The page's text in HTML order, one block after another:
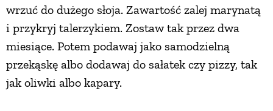
wrzuć do dużego słoja. Zawartość zalej marynatą
i przykryj talerzykiem. Zostaw tak przez dwa
miesiące. Potem podawaj jako samodzielną
przekąskę albo dodawaj do sałatek czy pizzy, tak
jak oliwki albo kapary.